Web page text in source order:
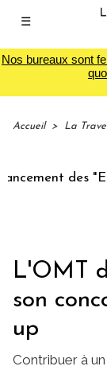
☰
Nos bureaux sont
Accueil > La
des
L'OMT
son
up
Contribuer à